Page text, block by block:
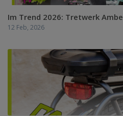
Im Trend 2026: Tretwerk
12 Feb, 2026